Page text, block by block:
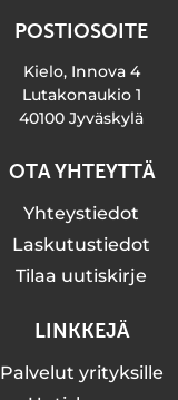
POSTIOSOITE
Kielo, Innova 4
Lutakonaukio 1
40100 Jyväskylä
OTA YHTEYTTÄ
Yhteystiedot
Laskutustiedot
Tilaa uutiskirje
LINKKEJÄ
Palvelut yrityksille